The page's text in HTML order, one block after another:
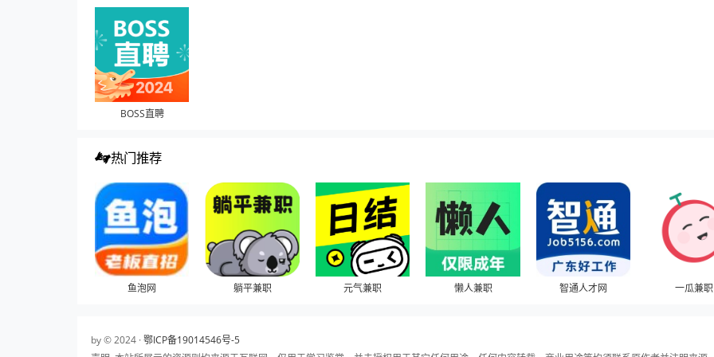
BOSS直聘
热门推荐
鱼泡网 躺平兼职 元气兼职 懒人兼职 智通人才网 一瓜兼职
by © 2024 ·鄂ICP备19014546号-5